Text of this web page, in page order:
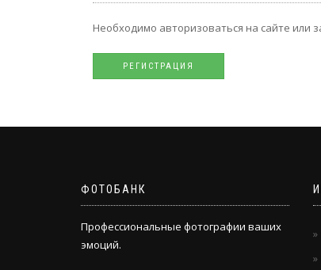
Необходимо авторизоваться на сайте или
ФОТОБАНК
Профессиональные фотографии ваших
эмоций.